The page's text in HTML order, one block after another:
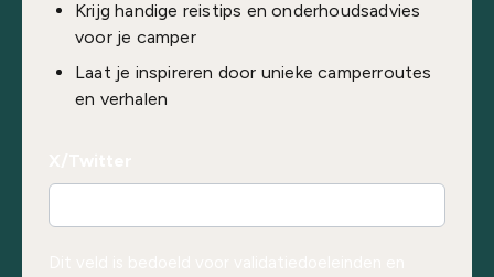
Krijg handige reistips en onderhoudsadvies
voor je camper
Laat je inspireren door unieke camperroutes
en verhalen